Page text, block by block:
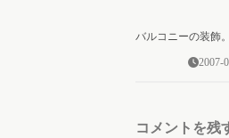
バルコニーの装飾。
2007-
コメントを残